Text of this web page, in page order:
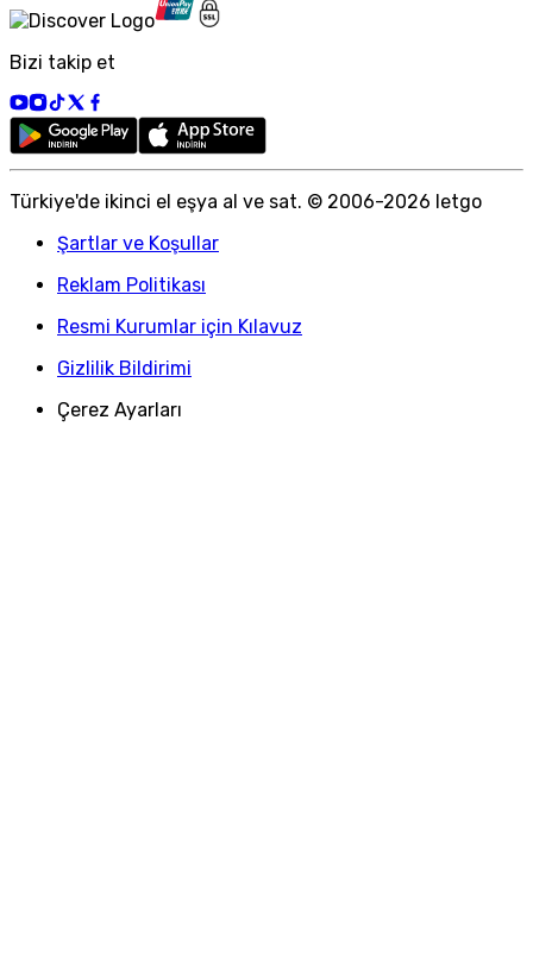
Bizi takip et
Türkiye'de ikinci el eşya al ve sat. © 2006-2026 letgo
Şartlar ve Koşullar
Reklam Politikası
Resmi Kurumlar için Kılavuz
Gizlilik Bildirimi
Çerez Ayarları